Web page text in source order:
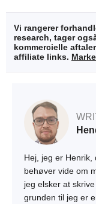
Vi rangerer
research, tager
kommercielle
affiliate links.
Hej, jeg er Henrik,
behøver vide om
jeg elsker at
grunden til jeg er